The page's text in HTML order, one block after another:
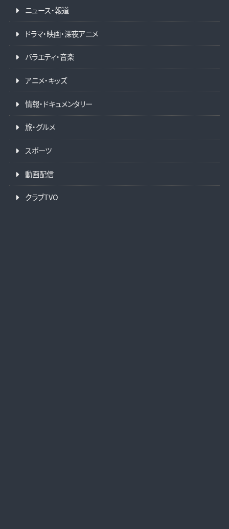
ニュース・報道
ドラマ・映画・深夜アニメ
バラエティ・音楽
アニメ・キッズ
情報・ドキュメンタリー
旅・グルメ
スポーツ
動画配信
クラブTVO